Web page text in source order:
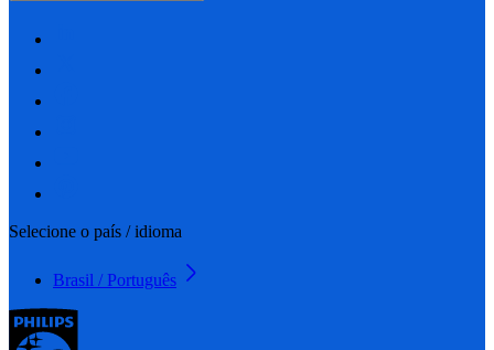
Selecione o país / idioma
Brasil / Português